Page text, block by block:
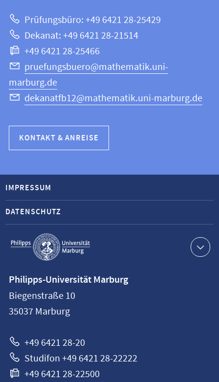
Website
und
Informatik
Prüfungsbüro: +49 6421 28-25429
Dekanat: +49 6421 28-21514
+49 6421 28-25466
pruefungsbuero@mathematik.uni-
marburg.de
dekanatfb12@mathematik.uni-marburg.de
KONTAKT & ANREISE
Service-
Navigation
IMPRESSUM
DATENSCHUTZ
Philipps-
Universität
Marburg
Philipps-Universität Marburg
Biegenstraße 10
35037 Marburg
+49 6421 28-20
Studifon +49 6421 28-22222
+49 6421 28-22500